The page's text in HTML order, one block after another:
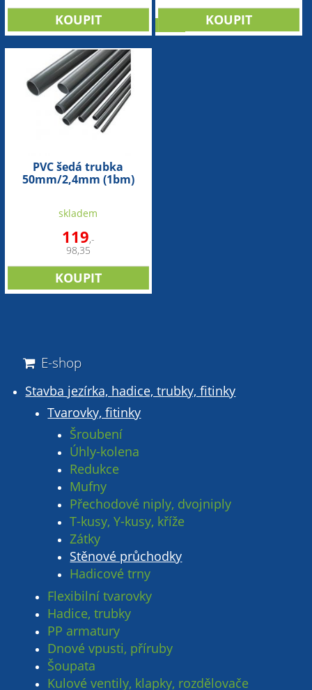
PVC šedá trubka
50mm/2,4mm (1bm)
skladem
119,-
98,35
E-shop
Stavba jezírka, hadice, trubky, fitinky
Tvarovky, fitinky
Šroubení
Úhly-kolena
Redukce
Mufny
Přechodové niply, dvojniply
T-kusy, Y-kusy, kříže
Zátky
Stěnové průchodky
Hadicové trny
Flexibilní tvarovky
Hadice, trubky
PP armatury
Dnové vpusti, příruby
Šoupata
Kulové ventily, klapky, rozdělovače